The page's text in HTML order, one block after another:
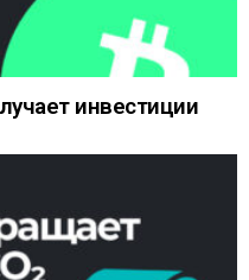
инвестиции